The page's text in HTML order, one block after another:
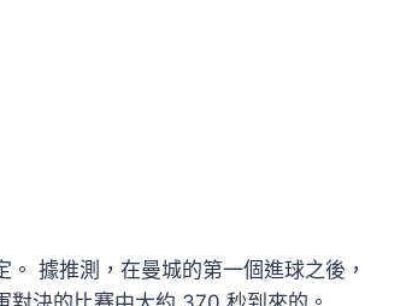
據推測，在曼城的第一個進球之後，